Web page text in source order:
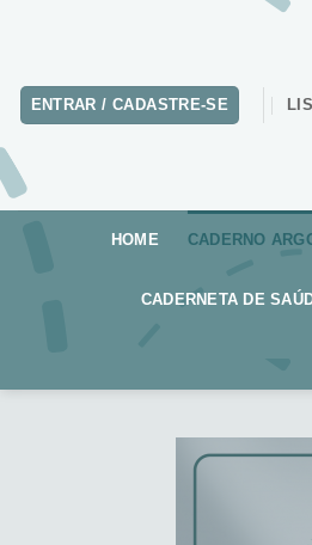
ENTRAR / CADASTRE-SE
HOME CADERNO
CADERNETA DE